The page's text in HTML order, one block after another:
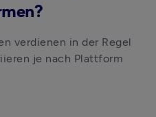
verdienen in der Regel
je nach Plattform